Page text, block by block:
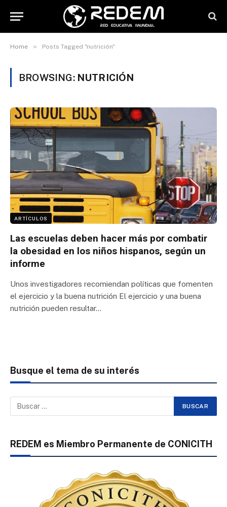
Home » Posts Tagged "nutrición"
BROWSING: NUTRICIÓN
ARTÍCULOS
Las escuelas deben hacer más por combatir
la obesidad en los niños hispanos, según un
informe
Unos investigadores recomiendan políticas que fomenten
el ejercicio y la buena nutrición El ejercicio y una buena
nutrición pueden resultar…
Busque el tema de su interés
REDEM es Miembro Permanente de CONICITH